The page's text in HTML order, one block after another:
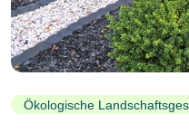
Ökologische